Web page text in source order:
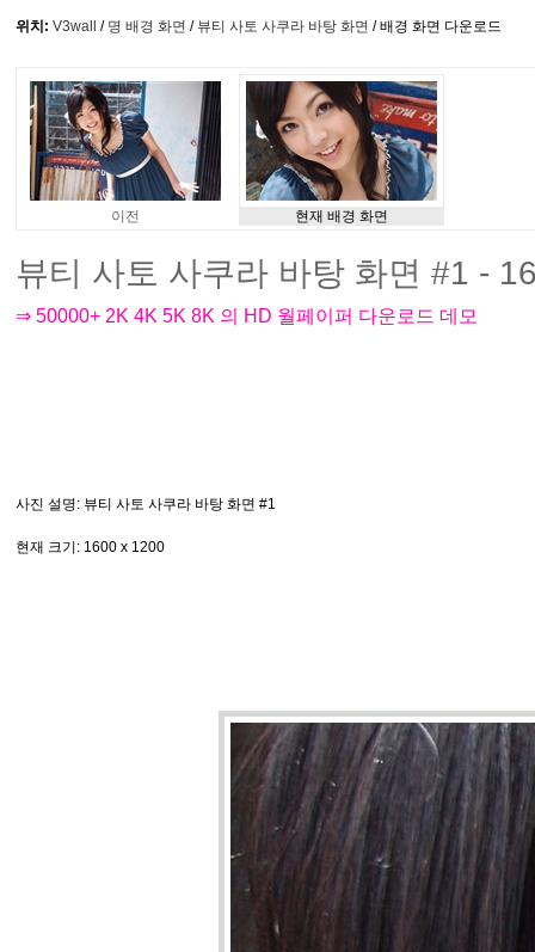
위치: V3wall / 명 배경 화면 / 뷰티 사토 사쿠라 바탕 화면 / 배경 화면 다운로드
이전 현재 배경 화면
뷰티 사토 사쿠라 바탕 화면 #1 -
⇒ 50000+ 2K 4K 5K 8K 의 HD 월페이퍼 다운로드 데모
사진 설명: 뷰티 사토 사쿠라 바탕 화면 #1
현재 크기 : 1600 x 1200